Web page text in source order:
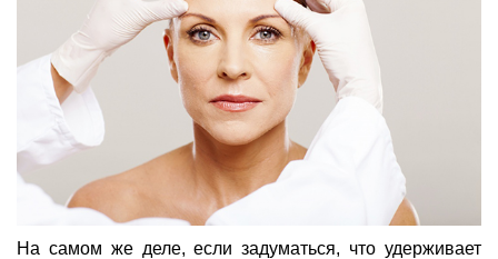
На самом же деле, если задуматься, что удерживает